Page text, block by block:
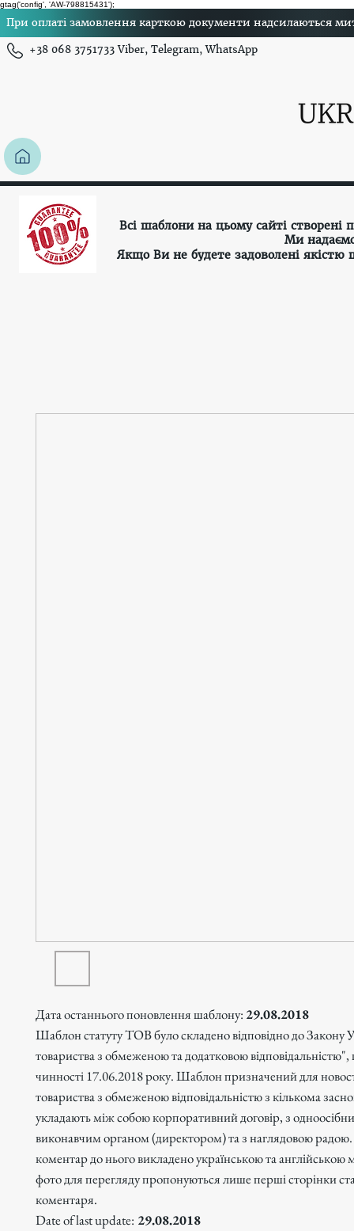
gtag('config', 'AW-798815431');
При оплаті замовлення карткою документи надсилаються
+38 068 3751733 Viber, Telegram, WhatsApp
Всі шаблони на цьому сайті
Ми
Якщо Ви не будете задоволені
Дата останнього поновлення шаблону: 29.08.2018
Шаблон статуту ТОВ було складено відповідно до Закону
товариства з обмеженою та додатковою
чинності 17.06.2018 року. Шаблон призначений для
товариства з обмеженою відповідальністю з кількома
укладають між собою корпоративний договір, з
виконавчим органом (директором) та з наглядовою
коментар до нього викладено українською та
фото для перегляду пропонуються лише перші сторінки
коментаря.
Date of last update: 29.08.2018